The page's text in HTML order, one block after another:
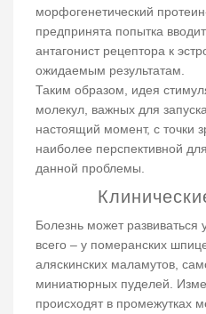
морфогенетический
предпринята попытка
антагонист рецептора к
ожидаемым результатам.
Таким образом, идея
молекул, важных для
настоящий момент, с точки
наиболее перспективной
данной проблемы.
Болезнь может
всего – у померанских
аляскинских маламутов,
миниатюрных пуделей.
происходят в промежутках